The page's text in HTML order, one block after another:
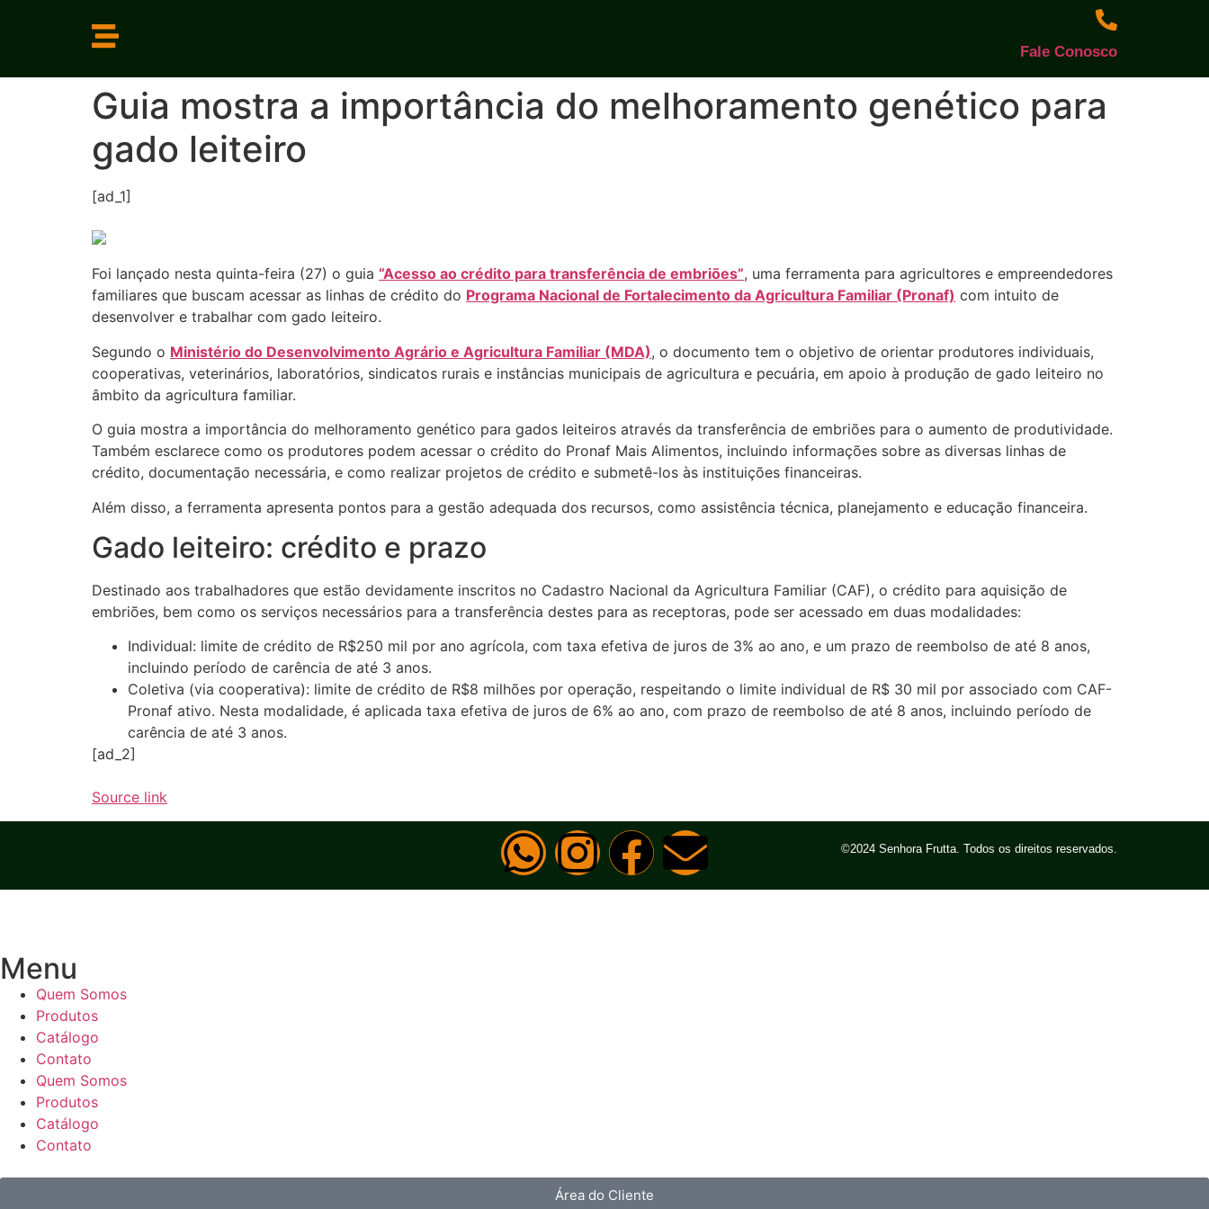
Fale Conosco
Guia mostra a importância do melhoramento genético para
gado leiteiro
[ad_1]
Foi lançado nesta quinta-feira (27) o guia “Acesso ao crédito para transferência de embriões”, uma ferramenta para agricultores e empreendedores
familiares que buscam acessar as linhas de crédito do Programa Nacional de Fortalecimento da Agricultura Familiar (Pronaf) com intuito de
desenvolver e trabalhar com gado leiteiro.
Segundo o Ministério do Desenvolvimento Agrário e Agricultura Familiar (MDA), o documento tem o objetivo de orientar produtores individuais,
cooperativas, veterinários, laboratórios, sindicatos rurais e instâncias municipais de agricultura e pecuária, em apoio à produção de gado leiteiro no
âmbito da agricultura familiar.
O guia mostra a importância do melhoramento genético para gados leiteiros através da transferência de embriões para o aumento de produtividade.
Também esclarece como os produtores podem acessar o crédito do Pronaf Mais Alimentos, incluindo informações sobre as diversas linhas de
crédito, documentação necessária, e como realizar projetos de crédito e submetê-los às instituições financeiras.
Além disso, a ferramenta apresenta pontos para a gestão adequada dos recursos, como assistência técnica, planejamento e educação financeira.
Gado leiteiro: crédito e prazo
Destinado aos trabalhadores que estão devidamente inscritos no Cadastro Nacional da Agricultura Familiar (CAF), o crédito para aquisição de
embriões, bem como os serviços necessários para a transferência destes para as receptoras, pode ser acessado em duas modalidades:
Individual: limite de crédito de R$250 mil por ano agrícola, com taxa efetiva de juros de 3% ao ano, e um prazo de reembolso de até 8 anos,
incluindo período de carência de até 3 anos.
Coletiva (via cooperativa): limite de crédito de R$8 milhões por operação, respeitando o limite individual de R$ 30 mil por associado com CAF-
Pronaf ativo. Nesta modalidade, é aplicada taxa efetiva de juros de 6% ao ano, com prazo de reembolso de até 8 anos, incluindo período de
carência de até 3 anos.
[ad_2]
Source link
©2024 Senhora Frutta. Todos os direitos reservados.
Menu
Quem Somos
Produtos
Catálogo
Contato
Quem Somos
Produtos
Catálogo
Contato
Área do Cliente